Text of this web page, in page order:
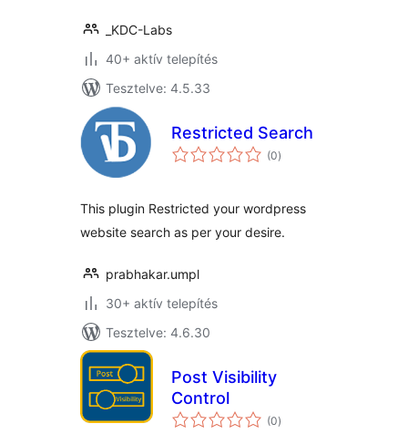
_KDC-Labs
40+ aktív telepítés
Tesztelve: 4.5.33
Restricted Search
(0értékelés
összesen
)
This plugin Restricted your wordpress
website search as per your desire.
prabhakar.umpl
30+ aktív telepítés
Tesztelve: 4.6.30
Post Visibility
Control
(0értékelés
összesen
)